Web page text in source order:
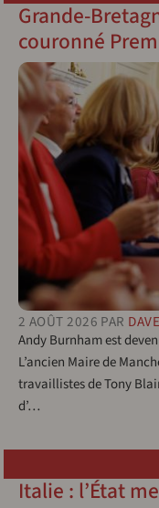
Grande-
couronné
2 AOÛT 2026 PAR
Andy Burnham est
L’ancien Maire de
travaillistes de Tony
d’…
Italie : l’État